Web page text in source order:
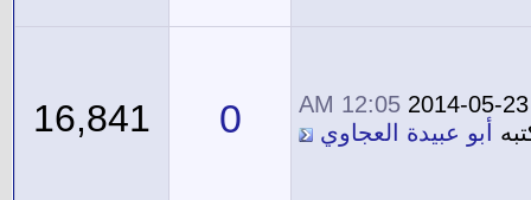
2014-05-23
12:05 AM
أبو عبيدة العجاوي 0
16,841